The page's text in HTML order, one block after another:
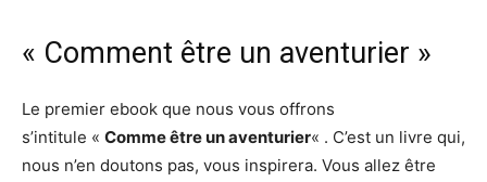
« Comment être un aventurier »
Le premier ebook que nous vous offrons
s’intitule « Comme être un aventurier« . C’est un livre qui,
nous n’en doutons pas, vous inspirera. Vous allez être